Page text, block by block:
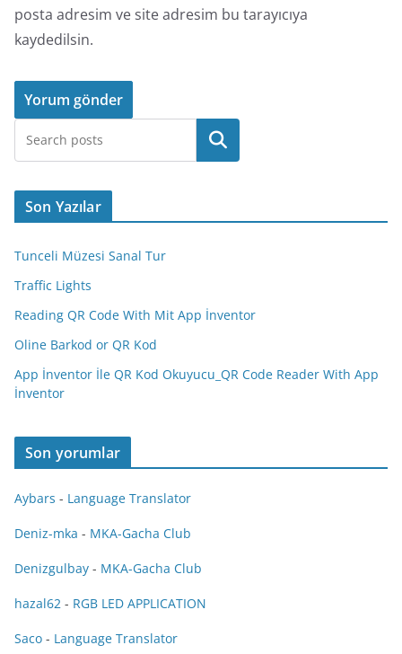
posta adresim ve site adresim bu tarayıcıya
kaydedilsin.
Ara
Son Yazılar
Tunceli Müzesi Sanal Tur
Traffic Lights
Reading QR Code With Mit App İnventor
Oline Barkod or QR Kod
App İnventor İle QR Kod Okuyucu_QR Code Reader With App
İnventor
Son yorumlar
Aybars - Language Translator
Deniz-mka - MKA-Gacha Club
Denizgulbay - MKA-Gacha Club
hazal62 - RGB LED APPLICATION
Saco - Language Translator